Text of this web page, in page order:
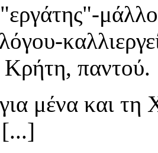
παντού.
μένα και τη
[...]